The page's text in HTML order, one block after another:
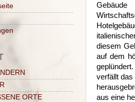
diesem
auf dem
verfällt das
aus eine
ORTE